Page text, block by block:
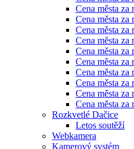
Cena města za
Cena města za
Cena města za
Cena města za
Cena města za
Cena města za
Cena města za
Cena města za
Cena města za
Cena města za
Rozkvetlé Dačice
Letos soutěží
Webkamera
Kamerový systém